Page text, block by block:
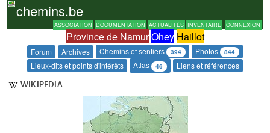
chemins.be
ASSOCIATION DOCUMENTATION ACTUALITÉS INVENTAIRE CONNEXION
Province de NamurOhey Haillot
Forum Archives Chemins et sentiers 394 Photos 844
Lieux-dits et points d'intérêts Atlas 46 Liens et références